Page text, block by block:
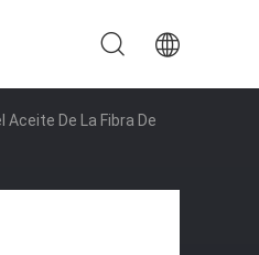
De La Fibra De